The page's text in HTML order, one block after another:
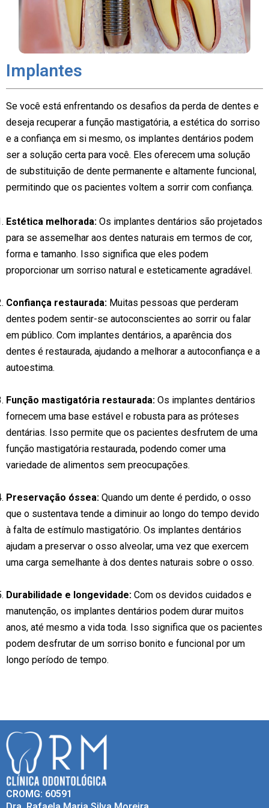
Implantes
Se você está enfrentando os desafios da perda de dentes e
deseja recuperar a função mastigatória, a estética do sorriso
e a confiança em si mesmo, os implantes dentários podem
ser a solução certa para você. Eles oferecem uma solução
de substituição de dente permanente e altamente funcional,
permitindo que os pacientes voltem a sorrir com confiança.
Estética melhorada: Os implantes dentários são projetados
para se assemelhar aos dentes naturais em termos de cor,
forma e tamanho. Isso significa que eles podem
proporcionar um sorriso natural e esteticamente agradável.
Confiança restaurada: Muitas pessoas que perderam
dentes podem sentir-se autoconscientes ao sorrir ou falar
em público. Com implantes dentários, a aparência dos
dentes é restaurada, ajudando a melhorar a autoconfiança e a
autoestima.
Função mastigatória restaurada: Os implantes dentários
fornecem uma base estável e robusta para as próteses
dentárias. Isso permite que os pacientes desfrutem de uma
função mastigatória restaurada, podendo comer uma
variedade de alimentos sem preocupações.
Preservação óssea: Quando um dente é perdido, o osso
que o sustentava tende a diminuir ao longo do tempo devido
à falta de estímulo mastigatório. Os implantes dentários
ajudam a preservar o osso alveolar, uma vez que exercem
uma carga semelhante à dos dentes naturais sobre o osso.
Durabilidade e longevidade: Com os devidos cuidados e
manutenção, os implantes dentários podem durar muitos
anos, até mesmo a vida toda. Isso significa que os pacientes
podem desfrutar de um sorriso bonito e funcional por um
longo período de tempo.
CROMG: 60591